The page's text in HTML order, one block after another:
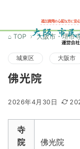
TOP 大阪市・堺市
城東区 大阪市
佛光院
2026年4月30日
寺
院
佛光院